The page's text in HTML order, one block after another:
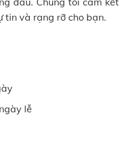
tin và rạng rỡ cho bạn.
lễ